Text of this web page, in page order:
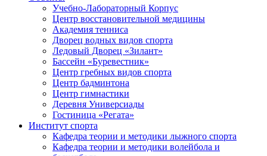
Учебно-Лабораторный Корпус
Центр восстановительной медицины
Академия тенниса
Дворец водных видов спорта
Ледовый Дворец «Зилант»
Бассейн «Буревестник»
Центр гребных видов спорта
Центр бадминтона
Центр гимнастики
Деревня Универсиады
Гостиница «Регата»
Институт спорта
Кафедра теории и методики лыжного спорта
Кафедра теории и методики волейбола и